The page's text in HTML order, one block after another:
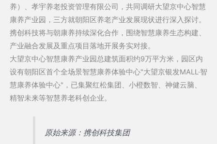
养）、孝宇养老投资管理有限公司，共同调研大望京中心智慧
康养产业园，三方就朝阳区养老产业发展现状进行深入探讨。
携创科技将与朝康养持续深化合作，围绕智慧康养生态构建、
产业融合发展及重点项目落地开展务实对接。
大望京中心智慧康养产业园总建筑面积约9万平方米，园区内
设有朝阳区首个全场景智慧康养体验中心"大望京银发MALL·智
慧康养体验中心"，已集聚红松集团、小橙数智、神健云脑、
精智未来等智慧养老科创企业。
原始来源：携创科技集团